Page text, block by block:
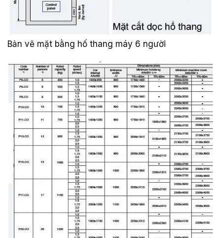
Bản vẽ mặt bằng hố thang máy 6 người